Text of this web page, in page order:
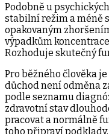
Podobně u
stabilní režim a méně
opakovaným
výpadkům
Rozhoduje skutečný
Pro běžného člověka
důchod není odměna
podle seznamu
zdravotní stav
pracovat a normálně
toho připraví